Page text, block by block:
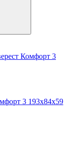
Комфорт 3